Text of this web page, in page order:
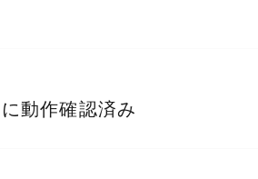
動作確認済み